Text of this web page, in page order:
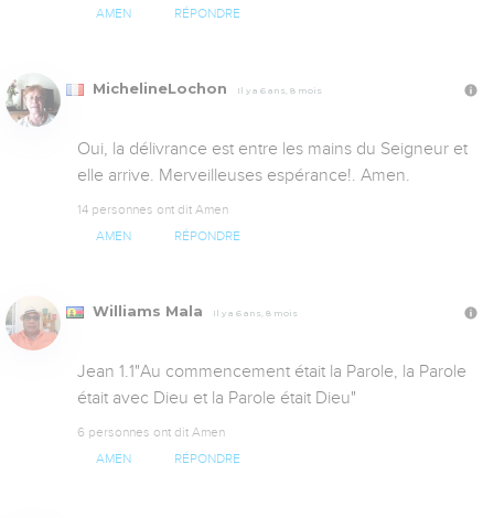
AMEN RÉPONDRE
MichelineLochon Il y a 6 ans, 8 mois
Oui, la délivrance est entre les mains du Seigneur et
elle arrive. Merveilleuses espérance!. Amen.
14 personnes ont dit Amen
AMEN RÉPONDRE
Williams Mala Il y a 6 ans, 8 mois
Jean 1.1"Au commencement était la Parole, la Parole
était avec Dieu et la Parole était Dieu"
6 personnes ont dit Amen
AMEN RÉPONDRE